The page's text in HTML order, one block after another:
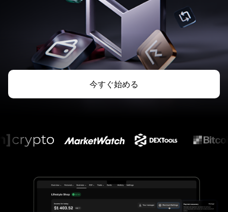
今すぐ始める